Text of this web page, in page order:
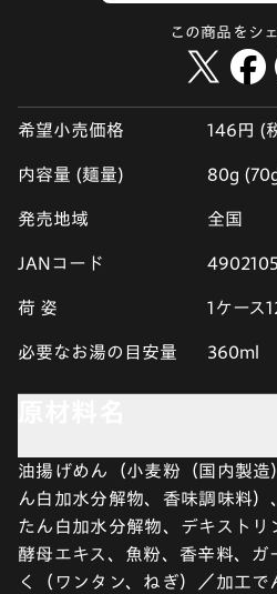
この商品をシ
希望小売価格 146円 (
内容量 (麺量) 80g
発売地域 全国
JANコード
荷 姿 1ケース
必要なお湯の目安量 360ml
油揚げめん（小麦粉（国内製
ん白加水分解物、香味調味料）
たん白加水分解物、デキストリ
酵母エキス、魚粉、香辛料、
く（ワンタン、ねぎ）／加工